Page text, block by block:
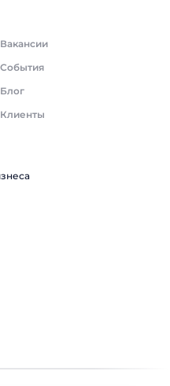
Вакансии
События
Блог
Клиенты